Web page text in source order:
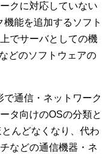
クに対応していない
能を追加するソフト
でサーバとしての機
どのソフトウェアの
通信・ネットワーク
タ向けのOSの分類と
んどなくなり、代わ
などの通信機器・ネ